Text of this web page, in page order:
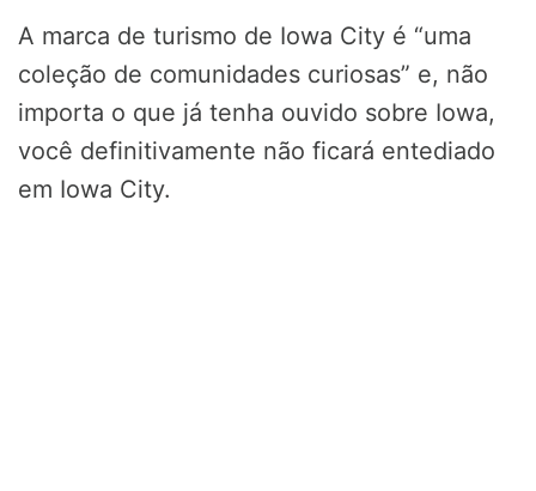
A marca de turismo de Iowa City é “uma
coleção de comunidades curiosas” e, não
importa o que já tenha ouvido sobre Iowa,
você definitivamente não ficará entediado
em Iowa City.